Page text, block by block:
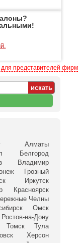
представителей фирм
Алматы
Белгород
Владимир
Грозный
Иркутск
Красноярск
Челны
Омск
Ростов-на-Дону
Томск
Тула
Херсон